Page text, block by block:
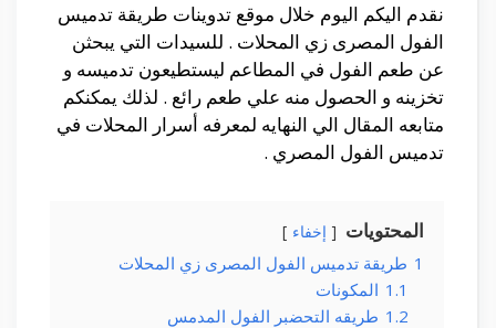
نقدم اليكم اليوم خلال موقع تدوينات طريقة تدميس
الفول المصرى زي المحلات . للسيدات التي يبحثن
عن طعم الفول في المطاعم ليستطيعون تدميسه و
تخزينه و الحصول منه علي طعم رائع . لذلك يمكنكم
متابعه المقال الي النهايه لمعرفه أسرار المحلات في
تدميس الفول المصري .
المحتويات إخفاء
1 طريقة تدميس الفول المصرى زي المحلات
1.1 المكونات
1.2 طريقه التحضبر الفول المدمس